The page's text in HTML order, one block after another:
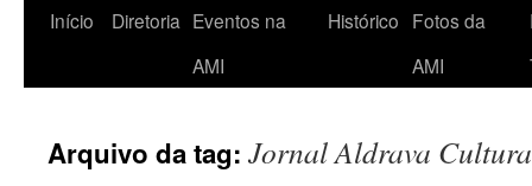
Início Diretoria Eventos na
AMI
Histórico Fotos da
AMI
Arquivo da tag: Jornal Aldrava